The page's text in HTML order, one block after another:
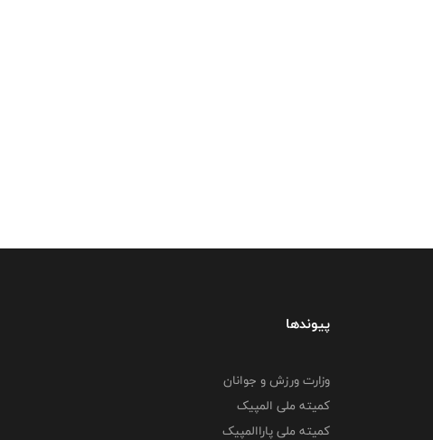
پیوندها
وزارت ورزش و جوانان
کمیته ملی المپیک
کمیته ملی پاراالمپیک